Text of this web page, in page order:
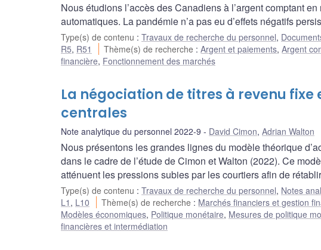
Nous étudions l’accès des Canadiens à l’argent comptant
automatiques. La pandémie n’a pas eu d’effets négatifs
Type(s) de contenu : Travaux de recherche du personnel,
R5, R51 Thème(s) de recherche :Argent et paiements,Argent
financière, Fonctionnement des marchés
La négociation de titres à revenu
centrales
Note analytique du personnel 2022-9 David Cimon, Adrian Walton
Nous présentons les grandes lignes du modèle théorique
dans le cadre de l’étude de Cimon et Walton (2022). Ce
atténuent les pressions subies par les courtiers afin de
Type(s) de contenu : Travaux de recherche du personnel, Notes
L1 , L10 Thème(s) de recherche : Marchés financiers et gestion
Modèles économiques, Politique monétaire, Mesures de politique
financières et intermédiation